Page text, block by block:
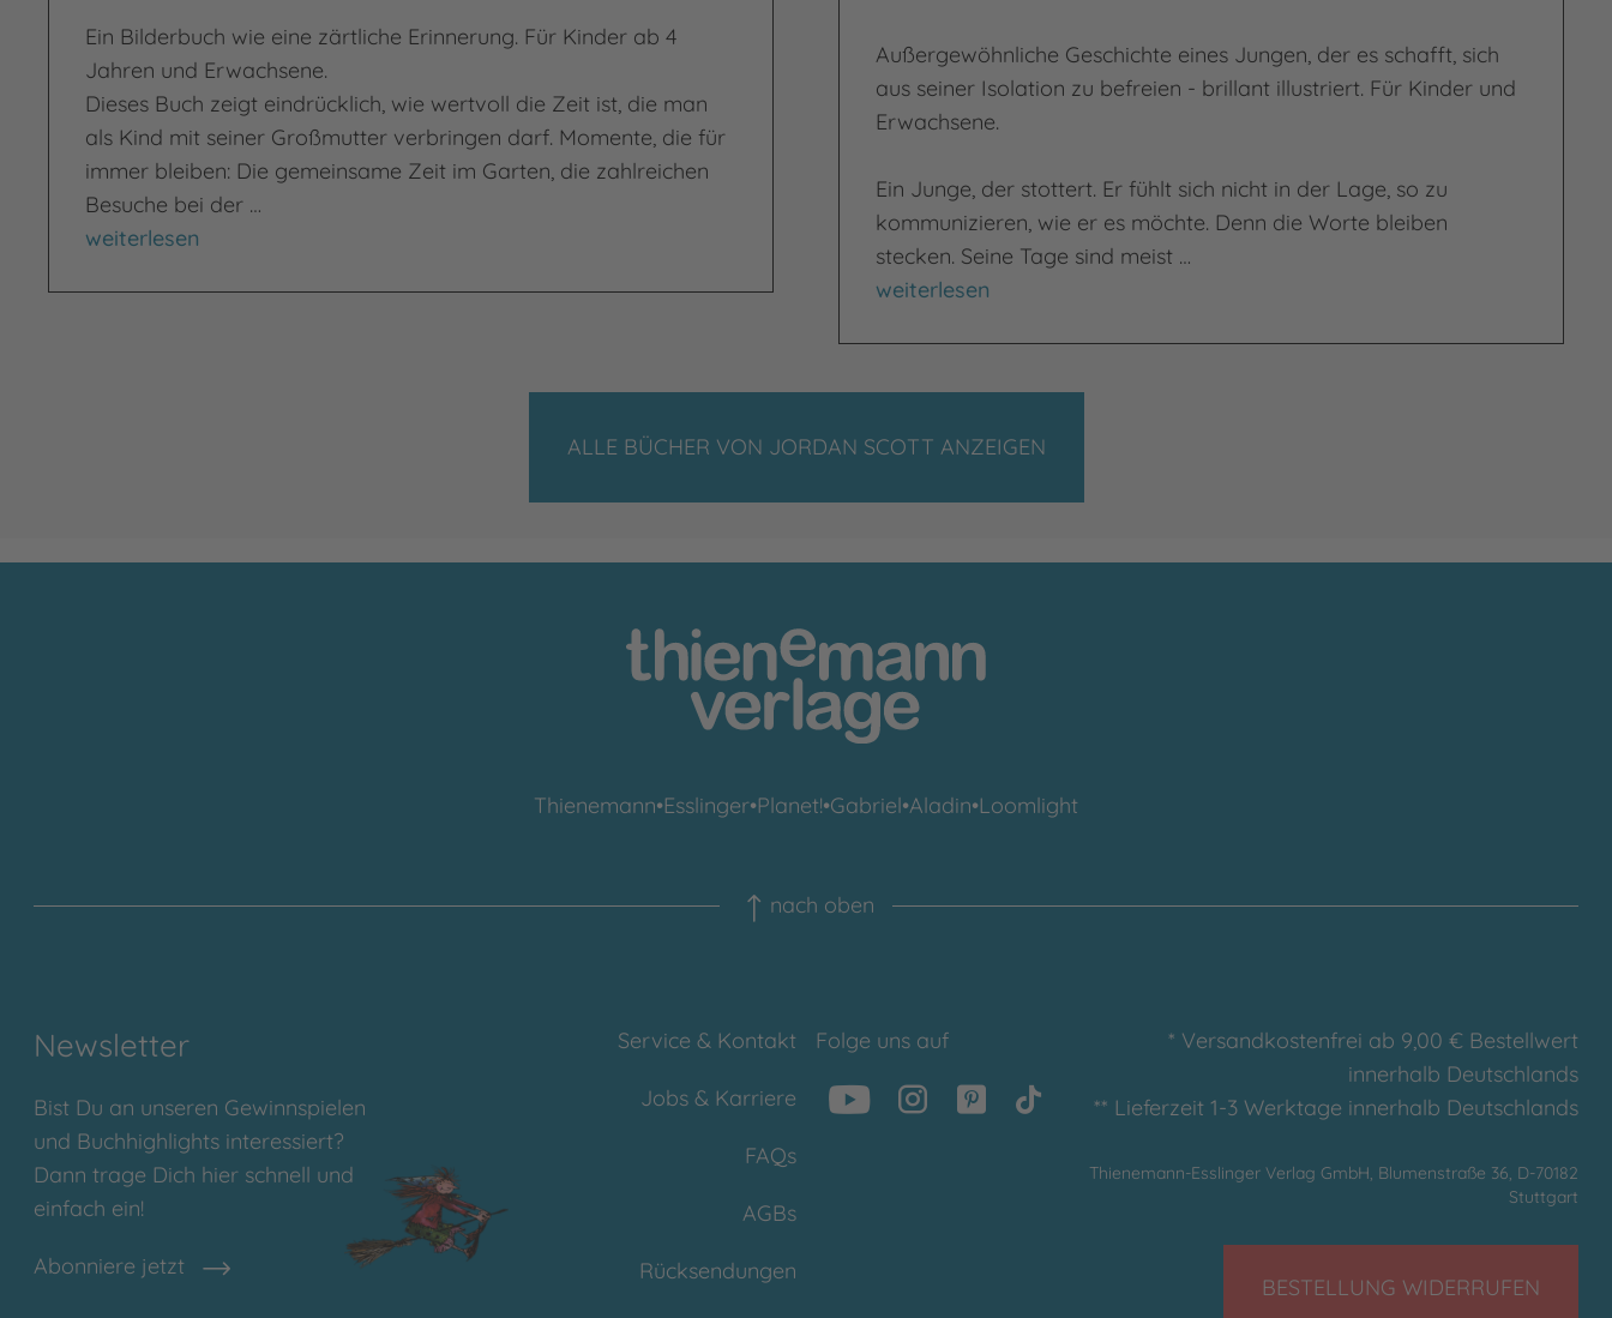
Ein Bilderbuch wie eine zärtliche Erinnerung. Für Kinder ab 4
Jahren und Erwachsene.
Dieses Buch zeigt eindrücklich, wie wertvoll die Zeit ist, die man
als Kind mit seiner Großmutter verbringen darf. Momente, die für
immer bleiben: Die gemeinsame Zeit im Garten, die zahlreichen
Besuche bei der …
Der Garten meiner Baba
weiterlesen
Außergewöhnliche Geschichte eines Jungen, der es schafft, sich
aus seiner Isolation zu befreien - brillant illustriert. Für Kinder und
Erwachsene.
Ein Junge, der stottert. Er fühlt sich nicht in der Lage, so zu
kommunizieren, wie er es möchte. Denn die Worte bleiben
stecken. Seine Tage sind meist …
Ich bin wie der Fluss
weiterlesen
ALLE BÜCHER VON JORDAN SCOTT ANZEIGEN
Thienemann•Esslinger•Planet!•Gabriel•Aladin•Loomlight
nach oben
Newsletter
Bist Du an unseren Gewinnspielen
und Buchhighlights interessiert?
Dann trage Dich hier schnell und
einfach ein!
Abonniere jetzt
Service & Kontakt
Jobs & Karriere
FAQs
AGBs
Rücksendungen
Folge uns auf
* Versandkostenfrei ab 9,00 € Bestellwert
innerhalb Deutschlands
** Lieferzeit 1-3 Werktage innerhalb Deutschlands
Thienemann-Esslinger Verlag GmbH, Blumenstraße 36, D-70182
Stuttgart
BESTELLUNG WIDERRUFEN